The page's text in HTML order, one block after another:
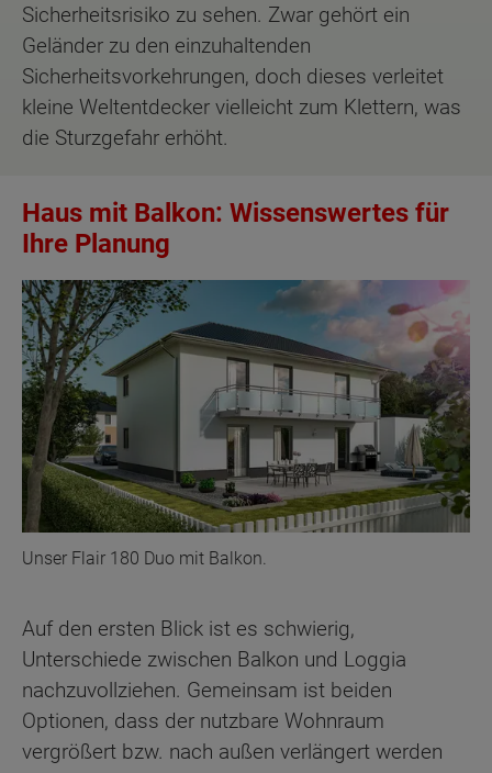
Sicherheitsrisiko zu sehen. Zwar gehört ein
Geländer zu den einzuhaltenden
Sicherheitsvorkehrungen, doch dieses verleitet
kleine Weltentdecker vielleicht zum Klettern, was
die Sturzgefahr erhöht.
Haus mit Balkon: Wissenswertes für
Ihre Planung
Unser Flair 180 Duo mit Balkon.
Auf den ersten Blick ist es schwierig,
Unterschiede zwischen Balkon und Loggia
nachzuvollziehen. Gemeinsam ist beiden
Optionen, dass der nutzbare Wohnraum
vergrößert bzw. nach außen verlängert werden